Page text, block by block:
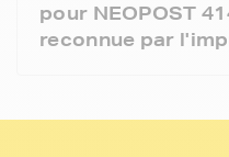
pour NEOPOST
reconnue par